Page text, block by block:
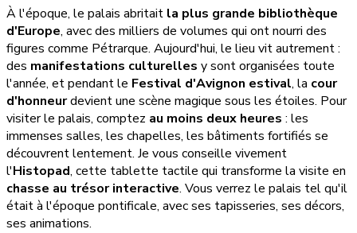
À l'époque, le palais abritait la plus grande bibliothèque
d'Europe, avec des milliers de volumes qui ont nourri des
figures comme Pétrarque. Aujourd'hui, le lieu vit autrement :
des manifestations culturelles y sont organisées toute
l'année, et pendant le Festival d'Avignon estival, la cour
d'honneurdevient une scène magique sous les étoiles. Pour
visiter le palais, comptez au moins deux heures : les
immenses salles, les chapelles, les bâtiments fortifiés se
découvrent lentement. Je vous conseille vivement
l'Histopad, cette tablette tactile qui transforme la visite en
chasse au trésor interactive. Vous verrez le palais tel qu'il
était à l'époque pontificale, avec ses tapisseries, ses décors,
ses animations.